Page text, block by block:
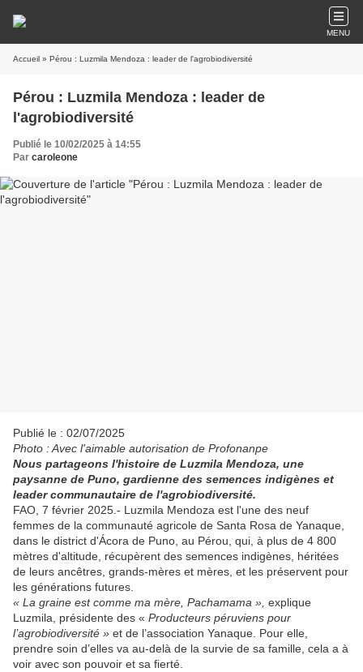
MENU
Accueil » Pérou : Luzmila Mendoza : leader de l'agrobiodiversité
Pérou : Luzmila Mendoza : leader de
l'agrobiodiversité
Publié le 10/02/2025 à 14:55
Par caroleone
Publié le : 02/07/2025
Photo : Avec l'aimable autorisation de Profonanpe
Nous partageons l'histoire de Luzmila Mendoza, une
paysanne de Puno, gardienne des semences indigènes et
leader communautaire de l'agrobiodiversité.
FAO, 7 février 2025.- Luzmila Mendoza est l'une des neuf
femmes de la communauté agricole de Santa Rosa de Yanaque,
dans le district d'Ácora de Puno, au Pérou, qui, à plus de 4 800
mètres d'altitude, récupèrent des semences indigènes, héritées
de leurs ancêtres, grands-mères et mères, et les préservent pour
les générations futures.
« La graine est comme ma mère, Pachamama », explique
Luzmila, présidente des « Producteurs péruviens pour
l’agrobiodiversité » et de l’association Yanaque. Pour elle,
prendre soin d’elles va au-delà de la survie de sa famille, cela a à
voir avec son pouvoir et sa fierté.